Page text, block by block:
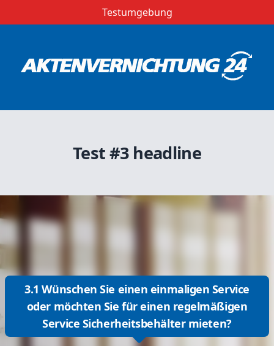
Testumgebung
Test #3 headline
3.1 Wünschen Sie einen einmaligen Service
oder möchten Sie für einen regelmäßigen
Service Sicherheitsbehälter mieten?